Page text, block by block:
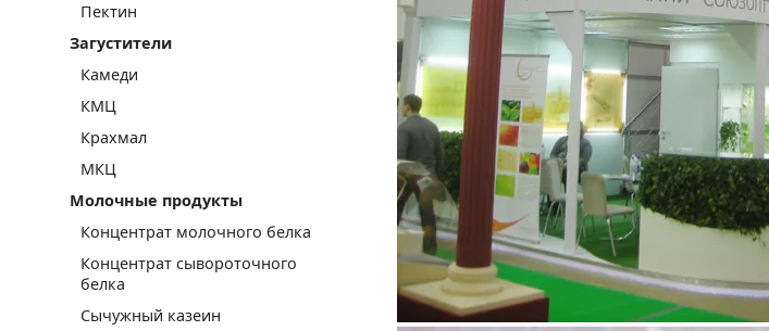
Пектин
Загустители
Камеди
КМЦ
Крахмал
МКЦ
Молочные продукты
Концентрат молочного белка
Концентрат сывороточного
белка
Сычужный казеин